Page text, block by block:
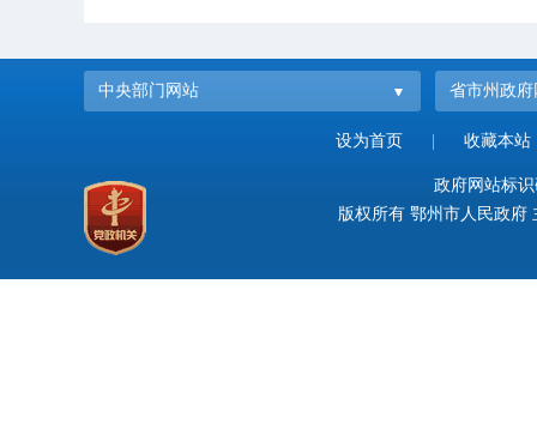
中央部门网站 省市州政府
设为首页 收藏本站
政府网站标
版权所有 鄂州市人民政府